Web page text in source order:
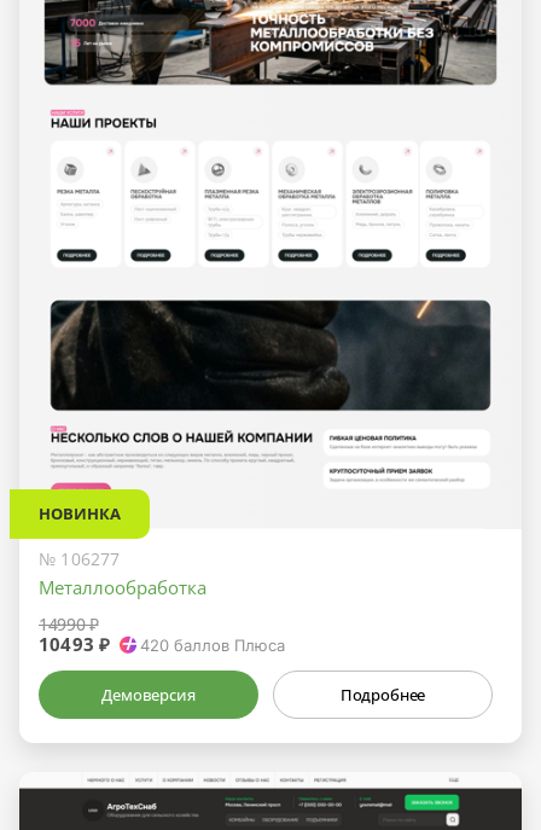
НОВИНКА
№ 106277
Металлообработка
14990 ₽
10493 ₽ 420 баллов Плюса
Демоверсия Подробнее